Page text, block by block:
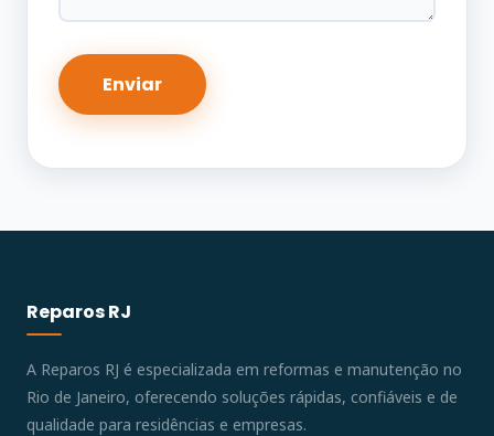
Reparos RJ
A Reparos RJ é especializada em reformas e manutenção no
Rio de Janeiro, oferecendo soluções rápidas, confiáveis e de
qualidade para residências e empresas.